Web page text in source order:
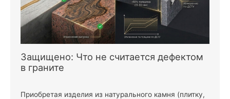
Защищено: Что не считается дефектом
в граните
Приобретая изделия из натурального камня (плитку,